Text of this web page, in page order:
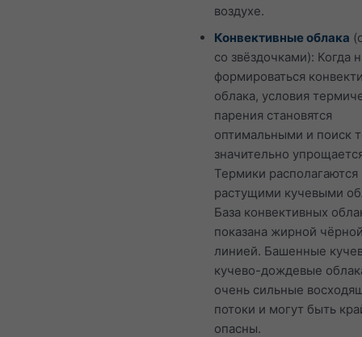
воздухе.
Конвективные облака
со звёздочками): Когда
формироваться
облака, условия
парения становятся
оптимальными и поиск
значительно
Термики располагаются
растущими кучевыми
База конвективных
показана жирной
линией. Башенные
кучево-дождевые
очень сильные
потоки и могут быть
опасны.